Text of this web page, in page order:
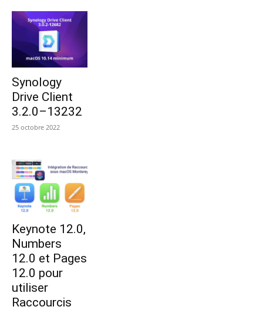
Synology
Drive Client
3.2.0–13232
25 octobre 2022
Keynote 12.0,
Numbers
12.0 et Pages
12.0 pour
utiliser
Raccourcis